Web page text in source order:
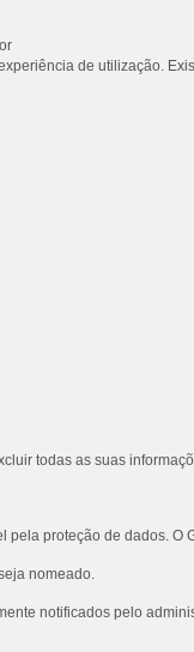
de utilização.
todas as suas
proteção de dados.
nomeado.
notificados pelo